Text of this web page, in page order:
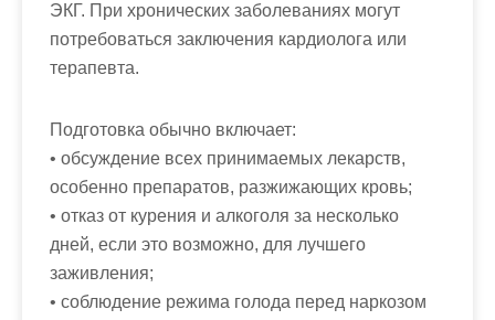
ЭКГ. При хронических заболеваниях могут
потребоваться заключения кардиолога или
терапевта.
Подготовка обычно включает:
• обсуждение всех принимаемых лекарств,
особенно препаратов, разжижающих кровь;
• отказ от курения и алкоголя за несколько
дней, если это возможно, для лучшего
заживления;
• соблюдение режима голода перед наркозом